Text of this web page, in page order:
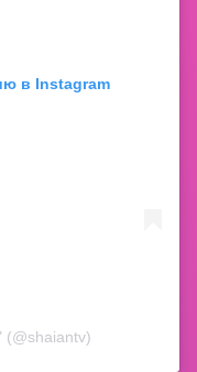
в Instagram